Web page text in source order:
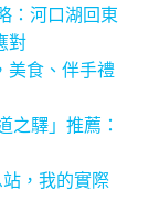
：河口湖回東
對
美食、伴手禮
之驛」推薦：
，我的實際